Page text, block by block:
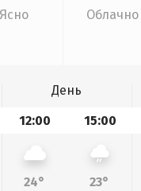
Ясно Облачно
День
12:00 15:00
24° 23°